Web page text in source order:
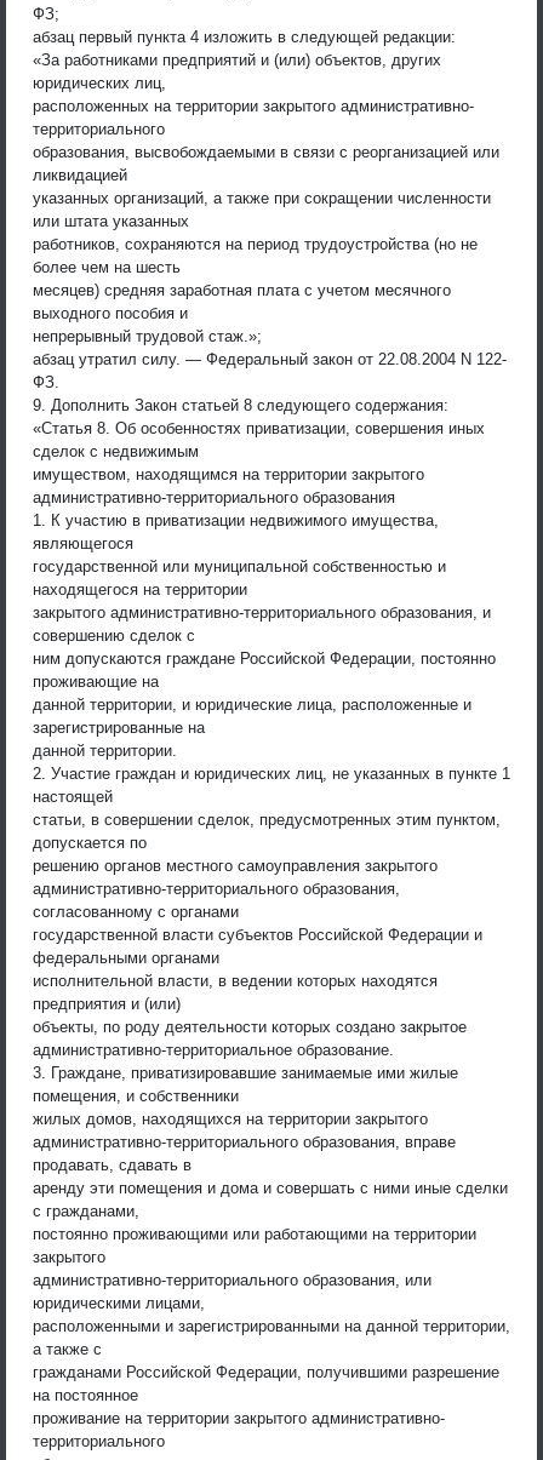
ФЗ;
абзац первый пункта 4 изложить в следующей редакции:
«За работниками предприятий и (или) объектов, других
юридических лиц,
расположенных на территории закрытого административно-
территориального
образования, высвобождаемыми в связи с реорганизацией или
ликвидацией
указанных организаций, а также при сокращении численности
или штата указанных
работников, сохраняются на период трудоустройства (но не
более чем на шесть
месяцев) средняя заработная плата с учетом месячного
выходного пособия и
непрерывный трудовой стаж.»;
абзац утратил силу. — Федеральный закон от 22.08.2004 N 122-
ФЗ.
9. Дополнить Закон статьей 8 следующего содержания:
«Статья 8. Об особенностях приватизации, совершения иных
сделок с недвижимым
имуществом, находящимся на территории закрытого
административно-территориального образования
1. К участию в приватизации недвижимого имущества,
являющегося
государственной или муниципальной собственностью и
находящегося на территории
закрытого административно-территориального образования, и
совершению сделок с
ним допускаются граждане Российской Федерации, постоянно
проживающие на
данной территории, и юридические лица, расположенные и
зарегистрированные на
данной территории.
2. Участие граждан и юридических лиц, не указанных в пункте 1
настоящей
статьи, в совершении сделок, предусмотренных этим пунктом,
допускается по
решению органов местного самоуправления закрытого
административно-территориального образования,
согласованному с органами
государственной власти субъектов Российской Федерации и
федеральными органами
исполнительной власти, в ведении которых находятся
предприятия и (или)
объекты, по роду деятельности которых создано закрытое
административно-территориальное образование.
3. Граждане, приватизировавшие занимаемые ими жилые
помещения, и собственники
жилых домов, находящихся на территории закрытого
административно-территориального образования, вправе
продавать, сдавать в
аренду эти помещения и дома и совершать с ними иные сделки
с гражданами,
постоянно проживающими или работающими на территории
закрытого
административно-территориального образования, или
юридическими лицами,
расположенными и зарегистрированными на данной территории,
а также с
гражданами Российской Федерации, получившими разрешение
на постоянное
проживание на территории закрытого административно-
территориального